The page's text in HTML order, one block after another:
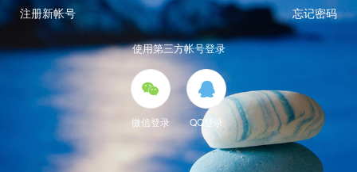
忘记密码
注册新帐号
使用第三方帐号登录

微信登录

QQ登录